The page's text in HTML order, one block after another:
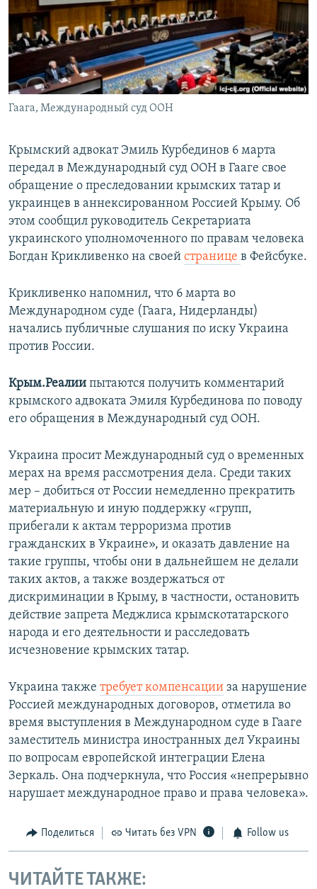
ПОБЕДИТЕЛЕЙ НЕ СУДЯТ?
КРЫМ.НЕПОКОРЕННЫЙ
ELIFBE
УКРАИНСКАЯ ПРОБЛЕМА КРЫМА
ПРИСОЕДИНЯЙТЕСЬ!
Все сайты RFE/RL
Гаага, Международный суд ООН
Крымский адвокат Эмиль Курбединов 6 марта
передал в Международный суд ООН в Гааге свое
обращение о преследовании крымских татар и
украинцев в аннексированном Россией Крыму. Об
этом сообщил руководитель Секретариата
украинского уполномоченного по правам человека
Богдан Крикливенко на своей странице в Фейсбуке.
Крикливенко напомнил, что 6 марта во
Международном суде (Гаага, Нидерланды)
начались публичные слушания по иску Украина
против России.
Крым.Реалии пытаются получить комментарий
крымского адвоката Эмиля Курбединова по поводу
его обращения в Международный суд ООН.
Украина просит Международный суд о временных
мерах на время рассмотрения дела. Среди таких
мер – добиться от России немедленно прекратить
материальную и иную поддержку «групп,
прибегали к актам терроризма против
гражданских в Украине», и оказать давление на
такие группы, чтобы они в дальнейшем не делали
таких актов, а также воздержаться от
дискриминации в Крыму, в частности, остановить
действие запрета Меджлиса крымскотатарского
народа и его деятельности и расследовать
исчезновение крымских татар.
Украина также требует компенсации за нарушение
Россией международных договоров, отметила во
время выступления в Международном суде в Гааге
заместитель министра иностранных дел Украины
по вопросам европейской интеграции Елена
Зеркаль. Она подчеркнула, что Россия «непрерывно
нарушает международное право и права человека».
Поделиться Читать без VPN Follow us
ЧИТАЙТЕ ТАКЖЕ: